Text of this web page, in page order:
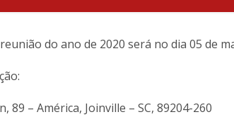
do ano de 2020 será no dia 05 de
89 – América, Joinville – SC, 89204-260